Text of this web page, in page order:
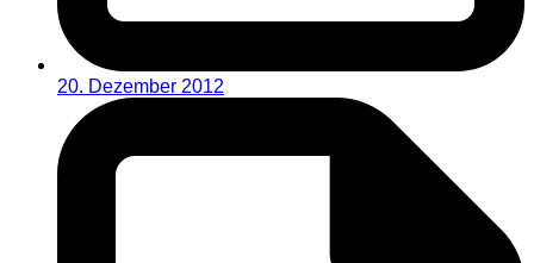
20. Dezember 2012